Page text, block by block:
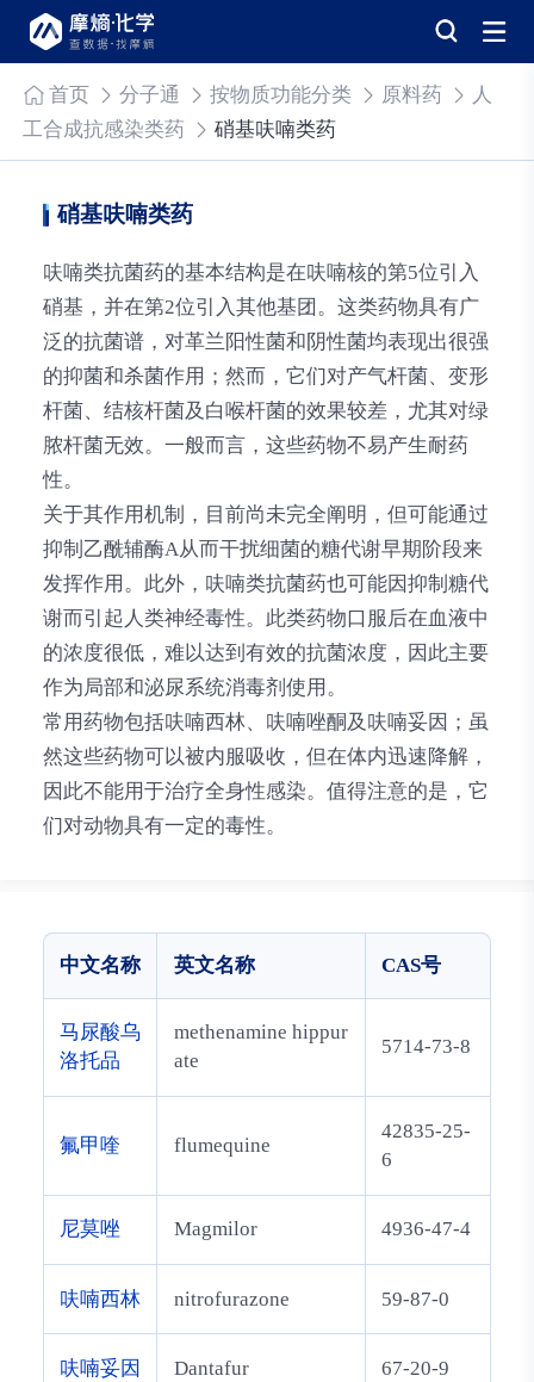
首页 分子通 按物质功能分类 原料药
人
工合成抗感染类药
硝基呋喃类药
硝基呋喃类药
呋喃类抗菌药的基本结构是在呋喃核的第5位引入
硝基，并在第2位引入其他基团。这类药物具有广
泛的抗菌谱，对革兰阳性菌和阴性菌均表现出很强
的抑菌和杀菌作用；然而，它们对产气杆菌、变形
杆菌、结核杆菌及白喉杆菌的效果较差，尤其对绿
脓杆菌无效。一般而言，这些药物不易产生耐药
性。
关于其作用机制，目前尚未完全阐明，但可能通过
抑制乙酰辅酶A从而干扰细菌的糖代谢早期阶段来
发挥作用。此外，呋喃类抗菌药也可能因抑制糖代
谢而引起人类神经毒性。此类药物口服后在血液中
的浓度很低，难以达到有效的抗菌浓度，因此主要
作为局部和泌尿系统消毒剂使用。
常用药物包括呋喃西林、呋喃唑酮及呋喃妥因；虽
然这些药物可以被内服吸收，但在体内迅速降解，
因此不能用于治疗全身性感染。值得注意的是，它
们对动物具有一定的毒性。
中文名称 英文名称 CAS号
马尿酸乌
洛托品
methenamine hippur
ate
5714-73-8
氟甲喹 flumequine
42835-25-
6
尼莫唑 Magmilor 4936-47-4
呋喃西林 nitrofurazone 59-87-0
呋喃妥因 Dantafur 67-20-9